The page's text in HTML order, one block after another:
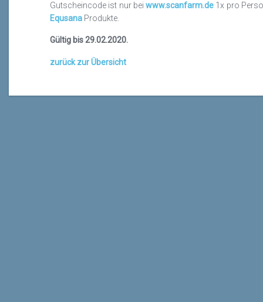
Gutscheincode ist nur beiwww.scanfarm.de 1x pro
Equsana Produkte.
Gültig bis 29.02.2020.
zurück zur Übersicht